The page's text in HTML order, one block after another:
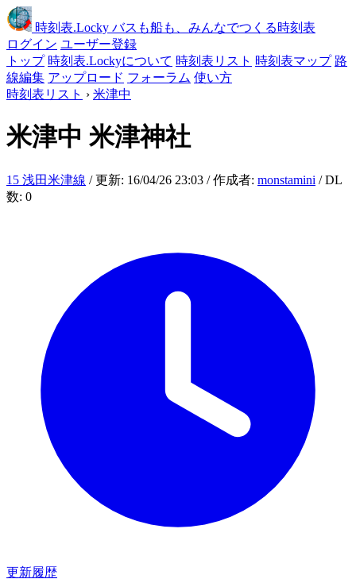
時刻表.Locky バスも船も、みんなでつくる時刻表
ログイン ユーザー登録
トップ 時刻表.Lockyについて 時刻表リスト 時刻表マップ 路
線編集 アップロード フォーラム 使い方
時刻表リスト › 米津中
米津中 米津神社
15 浅田米津線 / 更新: 16/04/26 23:03 / 作成者: monstamini / DL
数: 0
更新履歴